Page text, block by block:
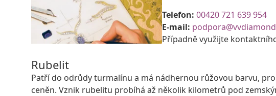
Telefon: 00420 721 639 954
E-mail:
Případně využijte
Rubelit
Patří do odrůdy turmalínu a má nádhernou růžovou barvu,
ceněn. Vznik rubelitu probíhá až několik kilometrů pod